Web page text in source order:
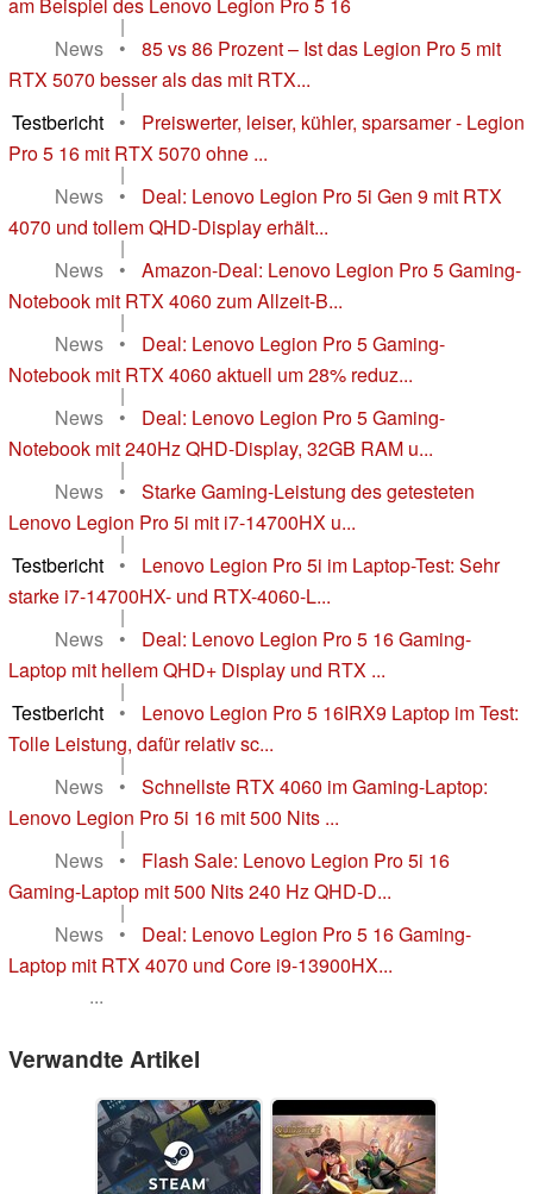
am Beispiel des Lenovo Legion Pro 5 16
|
News
•
85 vs 86 Prozent – Ist das Legion Pro 5 mit
RTX 5070 besser als das mit RTX...
|
Testbericht
•
Preiswerter, leiser, kühler, sparsamer - Legion
Pro 5 16 mit RTX 5070 ohne ...
|
News
•
Deal: Lenovo Legion Pro 5i Gen 9 mit RTX
4070 und tollem QHD-Display erhält...
|
News
•
Amazon-Deal: Lenovo Legion Pro 5 Gaming-
Notebook mit RTX 4060 zum Allzeit-B...
|
News
•
Deal: Lenovo Legion Pro 5 Gaming-
Notebook mit RTX 4060 aktuell um 28% reduz...
|
News
•
Deal: Lenovo Legion Pro 5 Gaming-
Notebook mit 240Hz QHD-Display, 32GB RAM u...
|
News
•
Starke Gaming-Leistung des getesteten
Lenovo Legion Pro 5i mit i7-14700HX u...
|
Testbericht
•
Lenovo Legion Pro 5i im Laptop-Test: Sehr
starke i7-14700HX- und RTX-4060-L...
|
News
•
Deal: Lenovo Legion Pro 5 16 Gaming-
Laptop mit hellem QHD+ Display und RTX ...
|
Testbericht
•
Lenovo Legion Pro 5 16IRX9 Laptop im Test:
Tolle Leistung, dafür relativ sc...
|
News
•
Schnellste RTX 4060 im Gaming-Laptop:
Lenovo Legion Pro 5i 16 mit 500 Nits ...
|
News
•
Flash Sale: Lenovo Legion Pro 5i 16
Gaming-Laptop mit 500 Nits 240 Hz QHD-D...
|
News
•
Deal: Lenovo Legion Pro 5 16 Gaming-
Laptop mit RTX 4070 und Core i9-13900HX...
...
Verwandte Artikel